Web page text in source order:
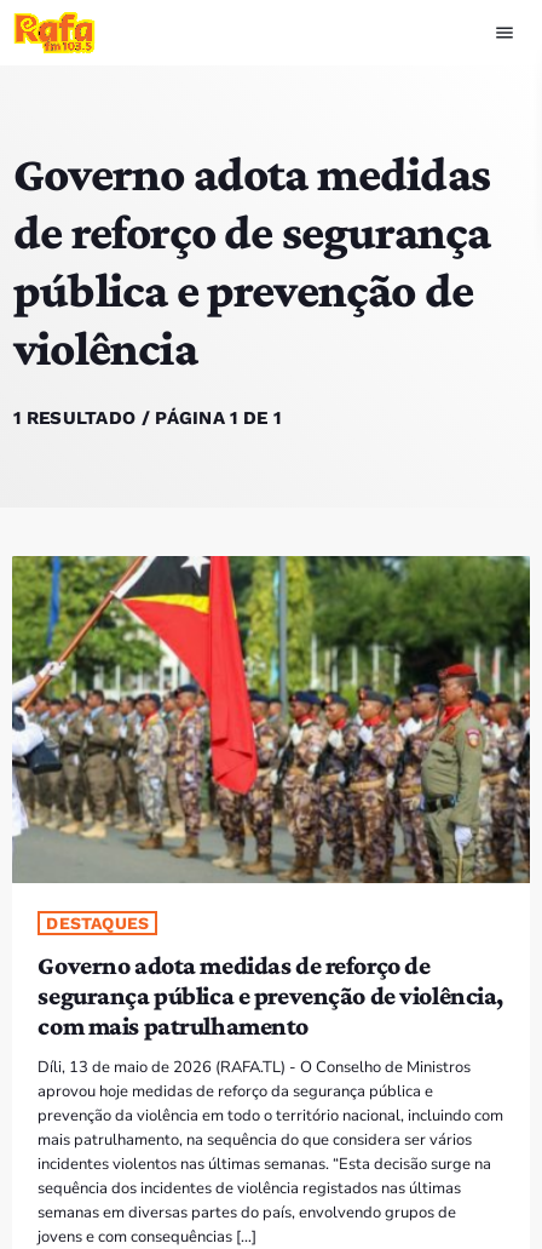
menu
play_arrow
HOME
NOTÍCIAS
EQUIPA
PROGRAMAS
VIDEOS
EVENTOS
CONTACTOS
PORTUGUÊS keyboard_arrow_down
PORTUGUÊS
PRÓXIMOS PROGRAMAS
Bom dia RAFA
7:00 AM - 10:00 AM
Bom dia RAFA
7:00 AM - 9:00 AM
Bom dia RAFA
7:00 AM - 10:00 AM
Governo adota medidas
de reforço de segurança
pública e prevenção de
violência
1 RESULTADO / PÁGINA 1 DE 1
DESTAQUES
Governo adota medidas de reforço de
segurança pública e prevenção de violência,
com mais patrulhamento
Díli, 13 de maio de 2026 (RAFA.TL) - O Conselho de Ministros
aprovou hoje medidas de reforço da segurança pública e
prevenção da violência em todo o território nacional, incluindo com
mais patrulhamento, na sequência do que considera ser vários
incidentes violentos nas últimas semanas. “Esta decisão surge na
sequência dos incidentes de violência registados nas últimas
semanas em diversas partes do país, envolvendo grupos de
jovens e com consequências […]